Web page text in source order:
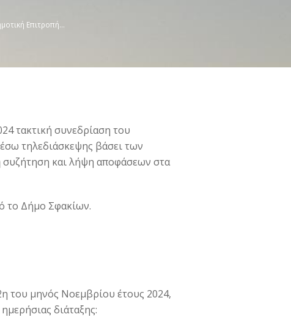
Επιτροπή…
τακτική συνεδρίαση του
τηλεδιάσκεψης βάσει των
συζήτηση και λήψη αποφάσεων στα
το Δήμο Σφακίων.
του μηνός Νοεμβρίου έτους 2024,
διάταξης: